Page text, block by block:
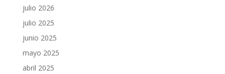
julio 2026
julio 2025
junio 2025
mayo 2025
abril 2025